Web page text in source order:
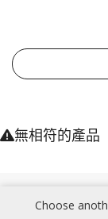
Choose
無相符的產品